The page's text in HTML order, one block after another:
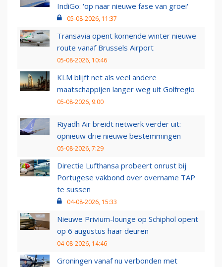
IndiGo: 'op naar nieuwe fase van groei'
05-08-2026, 11:37
Transavia opent komende winter nieuwe
route vanaf Brussels Airport
05-08-2026, 10:46
KLM blijft net als veel andere
maatschappijen langer weg uit Golfregio
05-08-2026, 9:00
Riyadh Air breidt netwerk verder uit:
opnieuw drie nieuwe bestemmingen
05-08-2026, 7:29
Directie Lufthansa probeert onrust bij
Portugese vakbond over overname TAP
te sussen
04-08-2026, 15:33
Nieuwe Privium-lounge op Schiphol opent
op 6 augustus haar deuren
04-08-2026, 14:46
Groningen vanaf nu verbonden met